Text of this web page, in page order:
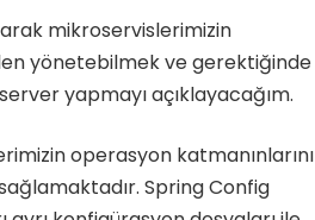
mikroservislerimizin
yönetebilmek ve gerektiğinde
yapmayı açıklayacağım.
operasyon katmanınlarını
Spring Config